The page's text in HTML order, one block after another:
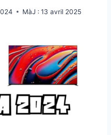
MàJ : 13 avril 2025